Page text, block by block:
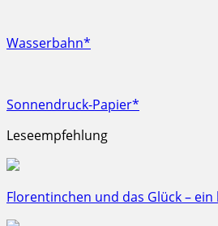
Wasserbahn*
Sonnendruck-Papier*
Leseempfehlung
Florentinchen und das Glück –